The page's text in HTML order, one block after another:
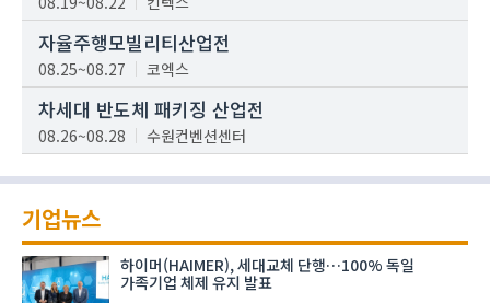
자율주행모빌리티산업전
08.25~08.27 코엑스
차세대 반도체 패키징 산업전
08.26~08.28 수원컨벤션센터
기업뉴스
하이머(HAIMER), 세대교체 단행…100% 독일
가족기업 체제 유지 발표